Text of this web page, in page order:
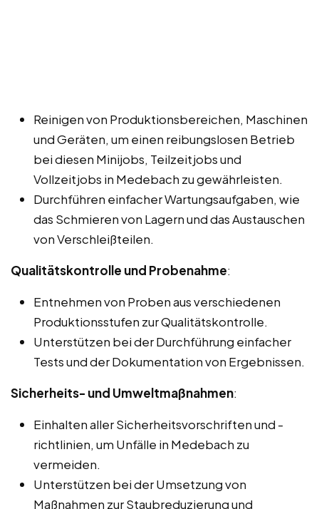
Reinigen von Produktionsbereichen, Maschinen
und Geräten, um einen reibungslosen Betrieb
bei diesen Minijobs, Teilzeitjobs und
Vollzeitjobs in Medebach zu gewährleisten.
Durchführen einfacher Wartungsaufgaben, wie
das Schmieren von Lagern und das Austauschen
von Verschleißteilen.
Qualitätskontrolle und Probenahme:
Entnehmen von Proben aus verschiedenen
Produktionsstufen zur Qualitätskontrolle.
Unterstützen bei der Durchführung einfacher
Tests und der Dokumentation von Ergebnissen.
Sicherheits- und Umweltmaßnahmen:
Einhalten aller Sicherheitsvorschriften und -
richtlinien, um Unfälle in Medebach zu
vermeiden.
Unterstützen bei der Umsetzung von
Maßnahmen zur Staubreduzierung und